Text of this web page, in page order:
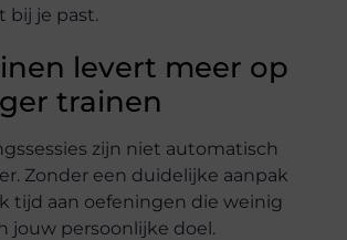
bij je past.
levert meer op
trainen
zijn niet automatisch
Zonder een duidelijke aanpak
tijd aan oefeningen die weinig
jouw persoonlijke doel.